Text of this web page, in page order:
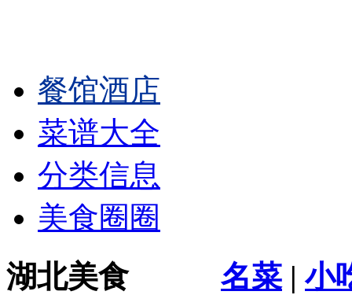
餐馆酒店
菜谱大全
分类信息
美食圈圈
湖北美食 名菜 |小